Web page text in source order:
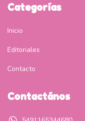
Categorías
Inicio
Editoriales
Contacto
Contactános